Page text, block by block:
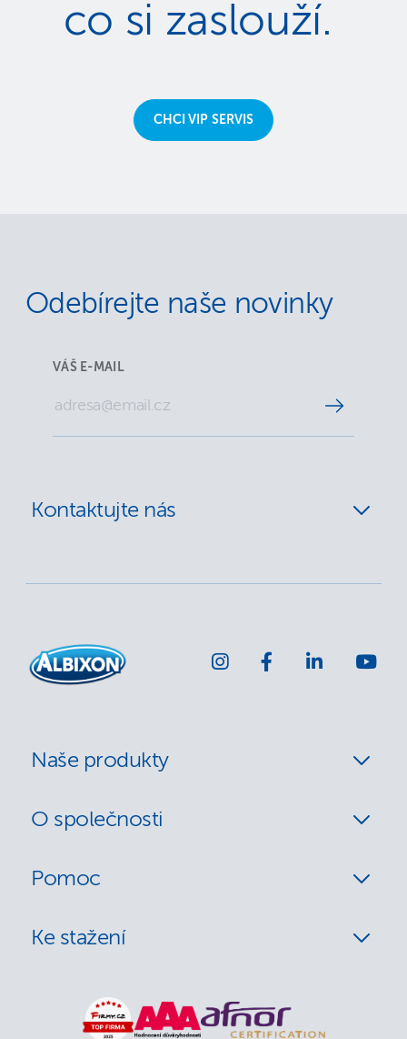
co si zaslouží.
CHCI VIP SERVIS
Odebírejte naše novinky
VÁŠ E-MAIL
Kontaktujte nás
Naše produkty
O společnosti
Pomoc
Ke stažení